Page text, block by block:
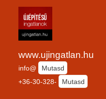
www.ujingatlan.hu
info@
Mutasd
+36-30-328-
Mutasd